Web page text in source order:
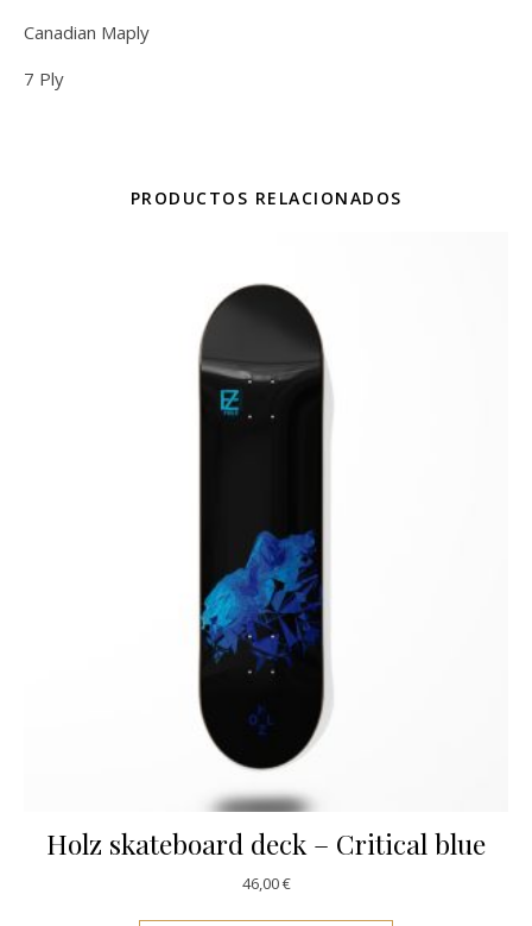
Canadian Maply
7 Ply
PRODUCTOS RELACIONADOS
Holz skateboard deck – Critical blue
46,00€
Este producto